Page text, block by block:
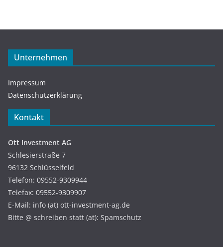
Unternehmen
Impressum
Datenschutzerklärung
Kontakt
Ott Investment AG
Schlesierstraße 7
96132 Schlüsselfeld
Telefon: 09552-9309944
Telefax: 09552-9309907
E-Mail: info (at) ott-investment-ag.de
Bitte @ schreiben statt (at): Spamschutz